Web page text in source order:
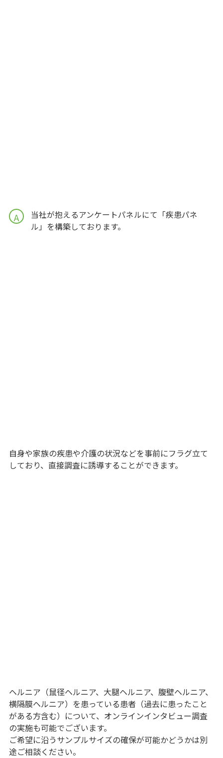
A
当社が抱えるアンケートパネルにて「疾患パネ
ル」を構築しております。
自身や家族の疾患や介護の状況などを事前にフラグ立て
しており、直接調査に誘導することができます。
ヘルニア（鼠径ヘルニア、大腿ヘルニア、腹壁ヘルニア、
横隔膜ヘルニア）を患っている患者（過去に患ったこと
がある方含む）について、オンラインインタビュー調査
の実施も可能でございます。
ご希望に沿うサンプルサイズの確保が可能かどうかは別
途ご相談ください。